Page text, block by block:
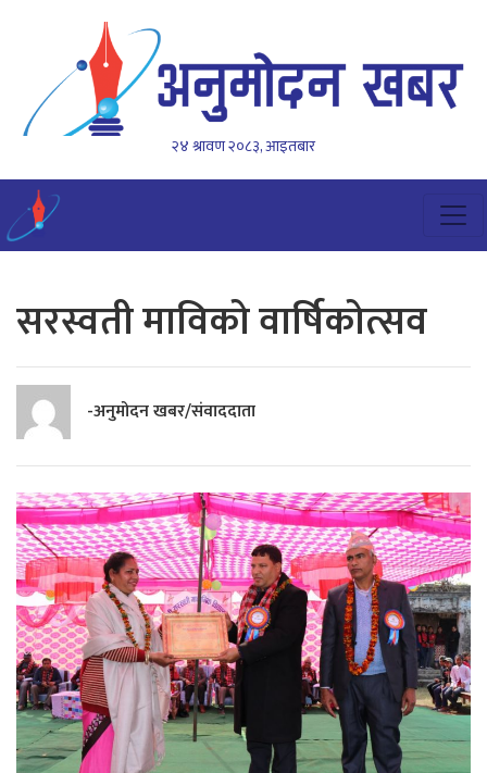
२४ श्रावण २०८३, आइतबार
सरस्वती माविको वार्षिकोत्सव
-अनुमोदन खबर/संवाददाता